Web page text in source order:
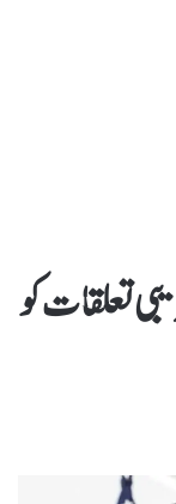
تعلقات کو